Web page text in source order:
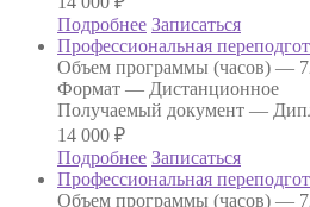
Подробнее Записаться
Профессиональная
Объем программы (часов) —
Формат — Дистанционное
Получаемый документ —
14 000 ₽
Подробнее Записаться
Профессиональная
Объем программы (часов) —